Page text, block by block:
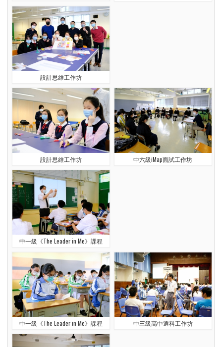
設計思維工作坊
設計思維工作坊 中六級iMap面試工作坊
中一級《The Leader in Me》課程
中一級《The Leader in Me》課程 中三級高中選科工作坊